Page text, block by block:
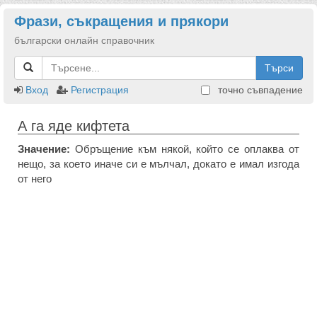
Фрази, съкращения и прякори
български онлайн справочник
Търси
Вход
Регистрация точно съвпадение
А га яде кифтета
Значение: Обръщение към някой, който се оплаква от
нещо, за което иначе си е мълчал, докато е имал изгода
от него